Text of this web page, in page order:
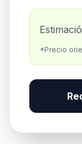
*Precio